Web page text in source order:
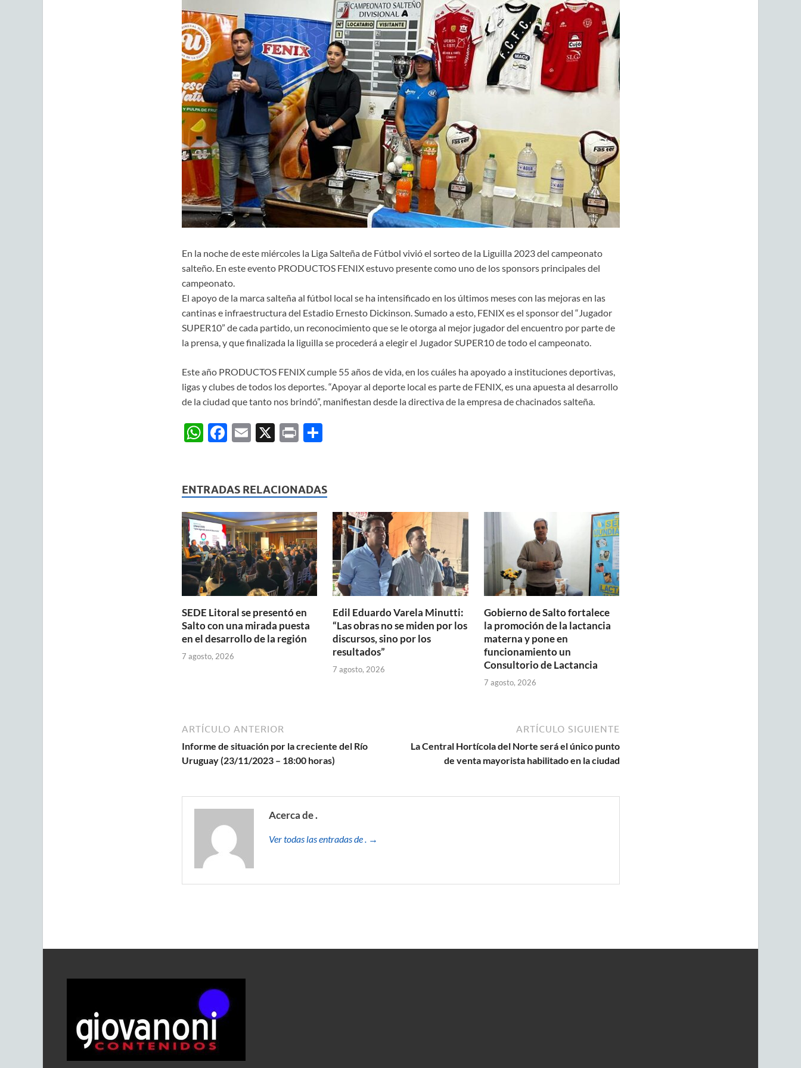
En la noche de este miércoles la Liga Salteña de Fútbol vivió el sorteo de la Liguilla 2023 del campeonato
salteño. En este evento PRODUCTOS FENIX estuvo presente como uno de los sponsors principales del
campeonato.
El apoyo de la marca salteña al fútbol local se ha intensificado en los últimos meses con las mejoras en las
cantinas e infraestructura del Estadio Ernesto Dickinson. Sumado a esto, FENIX es el sponsor del “Jugador
SUPER10” de cada partido, un reconocimiento que se le otorga al mejor jugador del encuentro por parte de
la prensa, y que finalizada la liguilla se procederá a elegir el Jugador SUPER10 de todo el campeonato.
Este año PRODUCTOS FENIX cumple 55 años de vida, en los cuáles ha apoyado a instituciones deportivas,
ligas y clubes de todos los deportes. “Apoyar al deporte local es parte de FENIX, es una apuesta al desarrollo
de la ciudad que tanto nos brindó”, manifiestan desde la directiva de la empresa de chacinados salteña.
W
s
A
p
p
F
b
o
o
k
E X P C
p
ar
ti
ENTRADAS RELACIONADAS
SEDE Litoral se presentó en
Salto con una mirada puesta
en el desarrollo de la región
7 agosto, 2026
Edil Eduardo Varela Minutti:
“Las obras no se miden por los
discursos, sino por los
resultados”
7 agosto, 2026
Gobierno de Salto fortalece
la promoción de la lactancia
materna y pone en
funcionamiento un
Consultorio de Lactancia
7 agosto, 2026
ARTÍCULO ANTERIOR
Informe de situación por la creciente del Río
Uruguay (23/11/2023 – 18:00 horas)
ARTÍCULO SIGUIENTE
La Central Hortícola del Norte será el único punto
de venta mayorista habilitado en la ciudad
Acerca de .
Ver todas las entradas de . →